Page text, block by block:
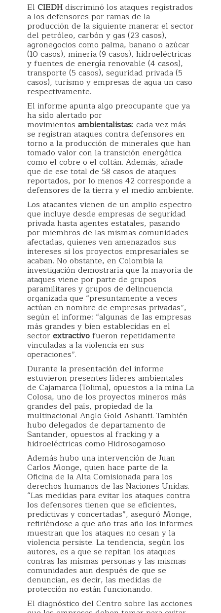
El CIEDHdiscriminó los ataques registrados
a los defensores por ramas de la
producción de la siguiente manera: el sector
del petróleo, carbón y gas (23 casos),
agronegocios como palma, banano o azúcar
(10 casos), minería (9 casos), hidroeléctricas
y fuentes de energía renovable (4 casos),
transporte (5 casos), seguridad privada (5
casos), turismo y empresas de agua un caso
respectivamente.
El informe apunta algo preocupante que ya
ha sido alertado por
movimientos ambientalistas: cada vez más
se registran ataques contra defensores en
torno a la producción de minerales que han
tomado valor con la transición energética
como el cobre o el coltán. Además, añade
que de ese total de 58 casos de ataques
reportados, por lo menos 42 corresponde a
defensores de la tierra y el medio ambiente.
Los atacantes vienen de un amplio espectro
que incluye desde empresas de seguridad
privada hasta agentes estatales, pasando
por miembros de las mismas comunidades
afectadas, quienes ven amenazados sus
intereses si los proyectos empresariales se
acaban. No obstante, en Colombia la
investigación demostraría que la mayoría de
ataques viene por parte de grupos
paramilitares y grupos de delincuencia
organizada que “presuntamente a veces
actúan en nombre de empresas privadas”,
según el informe: “algunas de las empresas
más grandes y bien establecidas en el
sectorextractivofueron repetidamente
vinculadas a la violencia en sus
operaciones”.
Durante la presentación del informe
estuvieron presentes líderes ambientales
de Cajamarca (Tolima), opuestos a la mina La
Colosa, uno de los proyectos mineros más
grandes del país, propiedad de la
multinacional Anglo Gold Ashanti. También
hubo delegados de departamento de
Santander, opuestos al fracking y a
hidroeléctricas como Hidrosogamoso.
Además hubo una intervención de Juan
Carlos Monge, quien hace parte de la
Oficina de la Alta Comisionada para los
derechos humanos de las Naciones Unidas.
“Las medidas para evitar los ataques contra
los defensores tienen que se eficientes,
predictivas y concertadas”, aseguró Monge,
refiriéndose a que año tras año los informes
muestran que los ataques no cesan y la
violencia persiste. La tendencia, según los
autores, es a que se repitan los ataques
contras las mismas personas y las mismas
comunidades aun después de que se
denuncian, es decir, las medidas de
protección no están funcionando.
El diagnóstico del Centro sobre las acciones